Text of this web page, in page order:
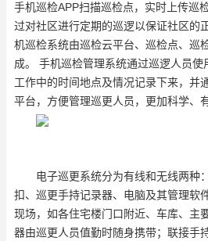
手机巡检APP扫描巡检点，实时上传巡
过对社区进行定期的巡逻以保证社区的
机巡检系统由巡检云平台、巡检点、巡
成。
手机巡检管理系统通过巡逻人员使
工作中的时间地点及情况记录下来，并
平台，方便管理巡更人员，更加科学、
电子巡更系统分为有线和无线两种：
扣、巡更手持记录器、电脑及其管理软
现场，如各住宅楼门口附近、车库、主
器由巡更人员值勤时随身携带；联接手